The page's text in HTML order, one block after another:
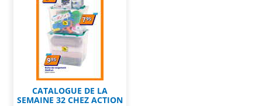
CATALOGUE DE LA
SEMAINE 32 CHEZ ACTION